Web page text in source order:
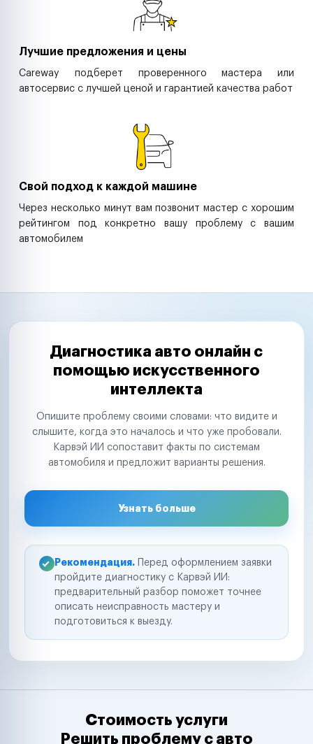
Лучшие предложения и цены
Careway подберет проверенного мастера или
автосервис с лучшей ценой и гарантией качества работ
Свой подход к каждой машине
Через несколько минут вам позвонит мастер с хорошим
рейтингом под конкретно вашу проблему с вашим
автомобилем
Диагностика авто онлайн с
помощью искусственного
интеллекта
Опишите проблему своими словами: что видите и
слышите, когда это началось и что уже пробовали.
Карвэй ИИ сопоставит факты по системам
автомобиля и предложит варианты решения.
Узнать больше
Рекомендация. Перед оформлением заявки
пройдите диагностику с Карвэй ИИ:
предварительный разбор поможет точнее
описать неисправность мастеру и
подготовиться к выезду.
Стоимость услуги
Решить проблему с авто